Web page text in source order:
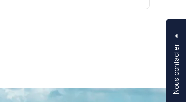
Nous contacter